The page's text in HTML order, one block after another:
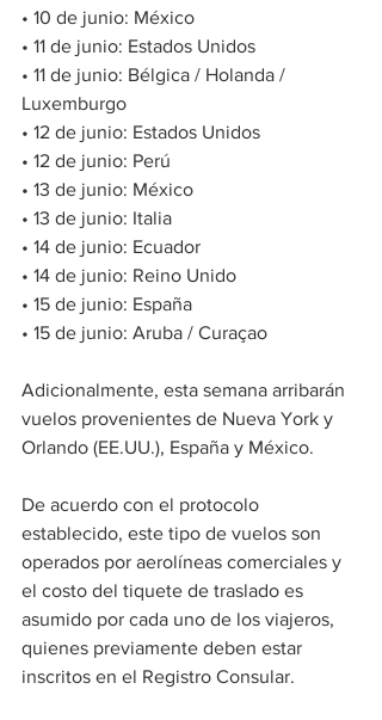
• 10 de junio: México
• 11 de junio: Estados Unidos
• 11 de junio: Bélgica / Holanda /
Luxemburgo
• 12 de junio: Estados Unidos
• 12 de junio: Perú
• 13 de junio: México
• 13 de junio: Italia
• 14 de junio: Ecuador
• 14 de junio: Reino Unido
• 15 de junio: España
• 15 de junio: Aruba / Curaçao
Adicionalmente, esta semana arribarán
vuelos provenientes de Nueva York y
Orlando (EE.UU.), España y México.
De acuerdo con el protocolo
establecido, este tipo de vuelos son
operados por aerolíneas comerciales y
el costo del tiquete de traslado es
asumido por cada uno de los viajeros,
quienes previamente deben estar
inscritos en el Registro Consular.